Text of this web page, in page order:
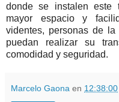
donde se instalen este
mayor espacio y
videntes, personas de
puedan realizar su
comodidad y seguridad.
Marcelo Gaona en 12:38:00